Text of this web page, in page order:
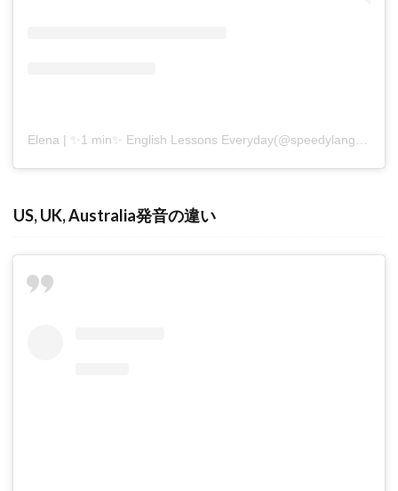
US, UK, Australia発音の違い